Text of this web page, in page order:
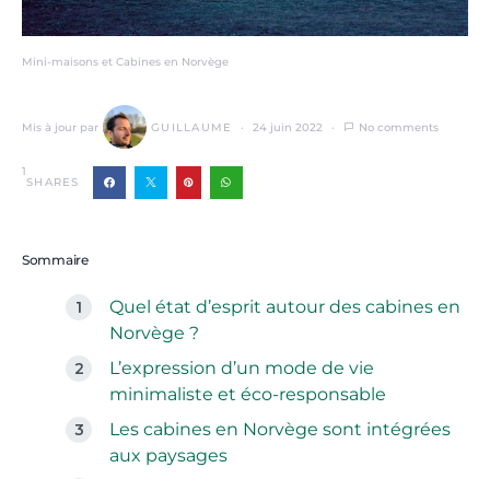
Mini-maisons et Cabines en Norvège
Mis à jour par GUILLAUME 24 juin 2022 No comments
1
SHARES
Sommaire
Quel état d’esprit autour des cabines en
Norvège ?
L’expression d’un mode de vie
minimaliste et éco-responsable
Les cabines en Norvège sont intégrées
aux paysages